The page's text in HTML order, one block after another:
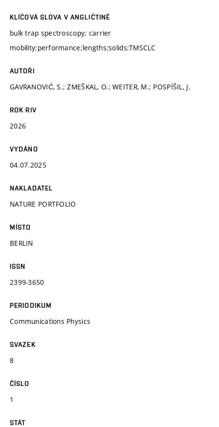
KLÍČOVÁ SLOVA V ANGLIČTINĚ
bulk trap spectroscopy; carrier
mobility;performance;lengths;solids;TMSCLC
AUTOŘI
GAVRANOVIĆ, S.; ZMEŠKAL, O.; WEITER, M.; POSPÍŠIL, J.
ROK RIV
2026
VYDÁNO
04.07.2025
NAKLADATEL
NATURE PORTFOLIO
MÍSTO
BERLIN
ISSN
2399-3650
PERIODIKUM
Communications Physics
SVAZEK
8
ČÍSLO
1
STÁT